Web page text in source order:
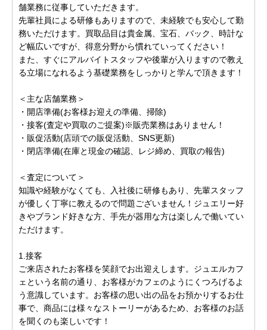
舗業務に従事していただきます。
先輩社員による研修もありますので、未経験でも安心して勤
務いただけます。買取品目は貴金属、宝石、バック、時計な
ど幅広いですが、得意分野から慣れていってください！
また、すぐにアルバイトスタッフや後輩が入りますので教え
る立場になれるよう基礎業務をしっかりと学んで頂きます！
＜主な店舗業務＞
・開店準備(お客様お迎えの準備、掃除)
・接客(査定や買取のご提案)※販売業務はありません！
・販促活動(店頭での販促活動、SNS更新)
・閉店準備(在庫と現金の確認、レジ締め、買取の報告)
＜査定について＞
知識や経験がなくても、入社後に研修もあり、先輩スタッフ
が優しく丁寧に教えるので問題ございません！ジュエリー好
きやブランド好きな方、手先が器用な方は楽しんで働いてい
ただけます。
1.接客
ご来店されたお客様を笑顔でお出迎えします。ジュエルカフ
ェという名前の通り、お客様がカフェのようにくつろげるよ
う意識しています。お客様の思い出の品をお預かりするお仕
事で、商品には様々なストーリーがあるため、お客様のお話
を聞くのも楽しいです！